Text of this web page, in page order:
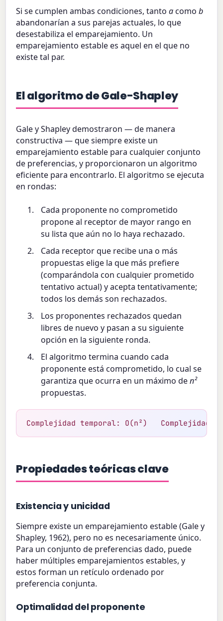
Si se cumplen ambas condiciones, tantoacomob
abandonarían a sus parejas actuales, lo que
desestabiliza el emparejamiento. Un
emparejamiento estable es aquel en el que no
existe tal par.
El algoritmo de Gale-Shapley
Gale y Shapley demostraron — de manera
constructiva — que siempre existe un
emparejamiento estable para cualquier conjunto
de preferencias, y proporcionaron un algoritmo
eficiente para encontrarlo. El algoritmo se ejecuta
en rondas:
Cada proponente no comprometido
propone al receptor de mayor rango en
su lista que aún no lo haya rechazado.
Cada receptor que recibe una o más
propuestas elige la que más prefiere
(comparándola con cualquier prometido
tentativo actual) y acepta tentativamente;
todos los demás son rechazados.
Los proponentes rechazados quedan
libres de nuevo y pasan a su siguiente
opción en la siguiente ronda.
El algoritmo termina cuando cada
proponente está comprometido, lo cual se
garantiza que ocurra en un máximo den²
propuestas.
Complejidad temporal: O(n²)   Complejidad
Propiedades teóricas clave
Existencia y unicidad
Siempre existe un emparejamiento estable (Gale y
Shapley, 1962), pero no es necesariamente único.
Para un conjunto de preferencias dado, puede
haber múltiples emparejamientos estables, y
estos forman un retículo ordenado por
preferencia conjunta.
Optimalidad del proponente